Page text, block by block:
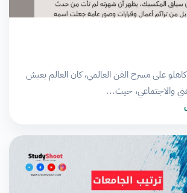
على مسرح الفن العالمي، كان العالم يعيش
والاجتماعي، حيث…